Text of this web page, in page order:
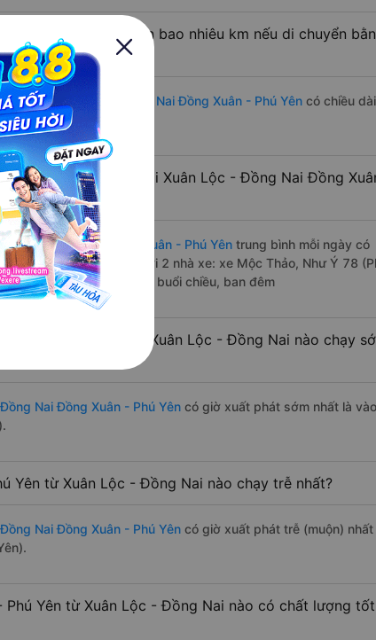
Đồng Xuân - Phú Yên bao nhiêu km nếu di chuyển
nằm đi Xuân Lộc - Đồng Nai Đồng Xuân - Phú Yên có chiều dài
xe Giường nằm đi Xuân Lộc - Đồng Nai Đồng
Lộc - Đồng Nai Đồng Xuân - Phú Yên trung bình mỗi ngày có
từ 18:25 đến 21:30 bởi 2 nhà xe: xe Mộc Thảo, Như Ý 78
cả ban ngày, buổi trưa, buổi chiều, ban đêm
Xuân - Phú Yên từ Xuân Lộc - Đồng Nai nào chạy
Nai Đồng Xuân - Phú Yên có giờ xuất phát sớm nhất là
Yên từ Xuân Lộc - Đồng Nai nào chạy trễ nhất?
Nai Đồng Xuân - Phú Yên có giờ xuất phát trễ (muộn) nhất
Phú Yên từ Xuân Lộc - Đồng Nai nào có chất lượng